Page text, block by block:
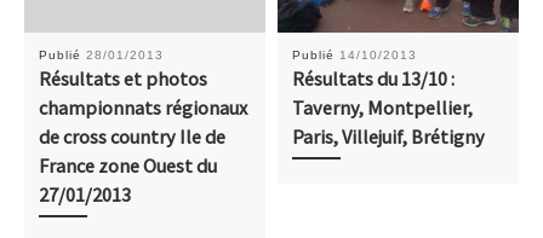
Publié 28/01/2013
Résultats et photos
championnats régionaux
de cross country Ile de
France zone Ouest du
27/01/2013
Publié 14/10/2013
Résultats du 13/10 :
Taverny, Montpellier,
Paris, Villejuif, Brétigny